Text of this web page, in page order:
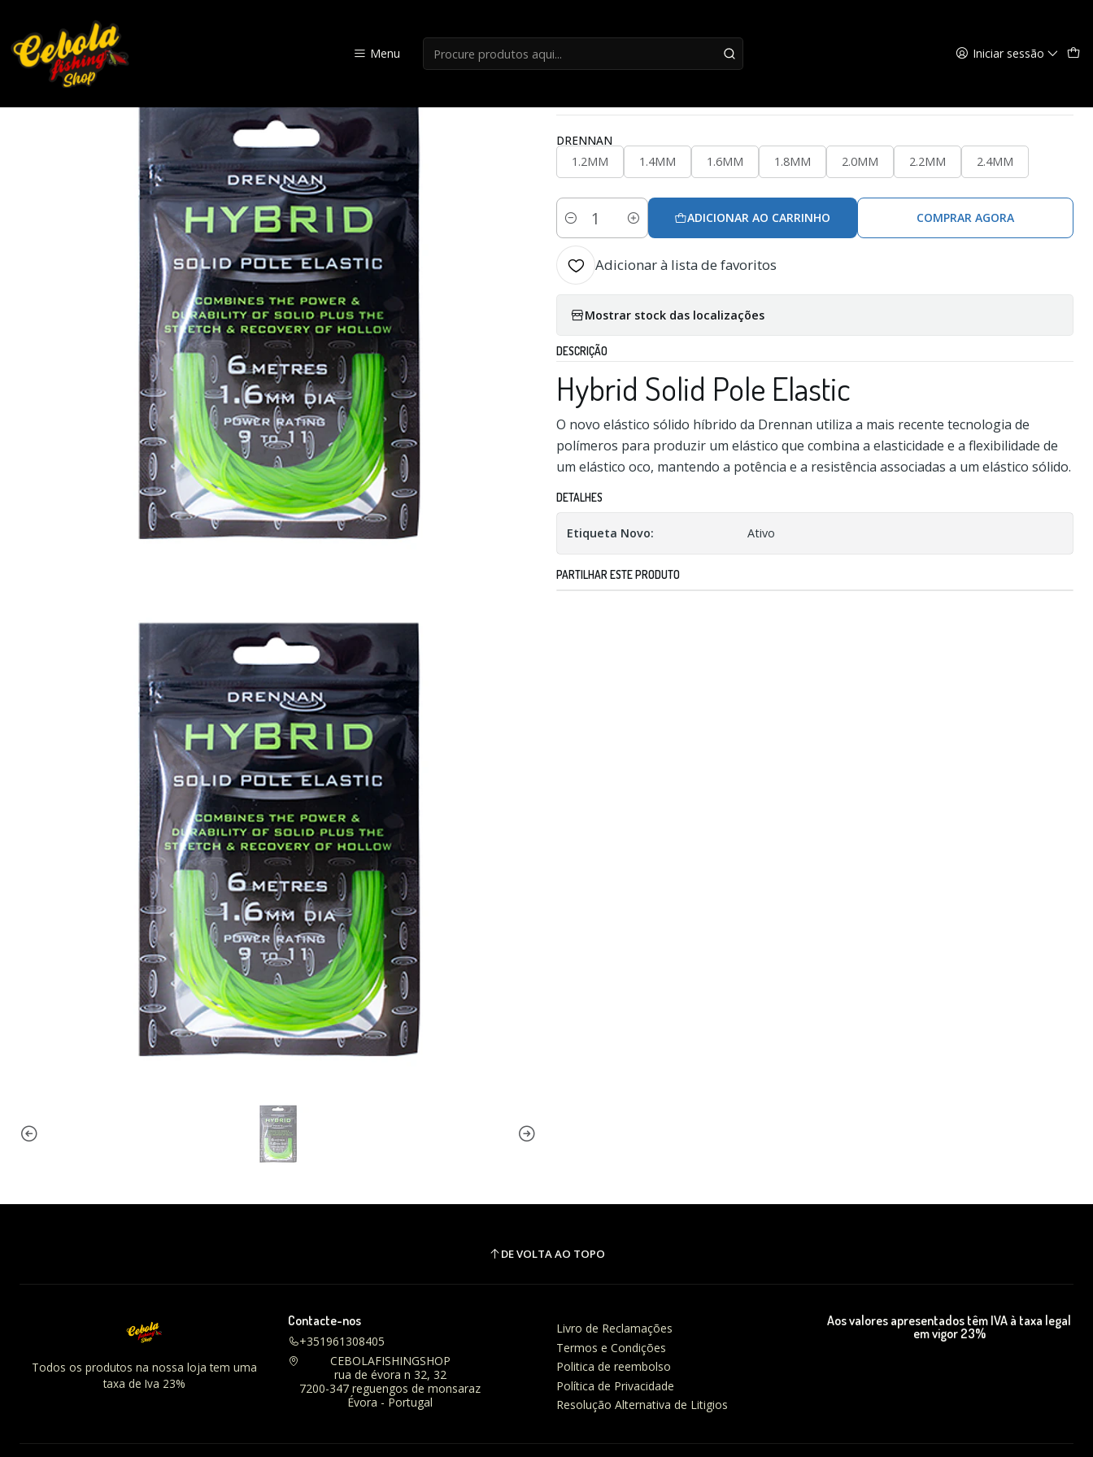
Menu Iniciar sessão
|
DRENNAN
1.2MM
1.4MM 1.6MM 1.8MM 2.0MM 2.2MM 2.4MM
Quantidade
ADICIONAR AO CARRINHO COMPRAR AGORA
Adicionar à lista de favoritos
Mostrar stock das localizações
DESCRIÇÃO
Hybrid Solid Pole Elastic
O novo elástico sólido híbrido da Drennan utiliza a mais recente tecnologia de
polímeros para produzir um elástico que combina a elasticidade e a flexibilidade de
um elástico oco, mantendo a potência e a resistência associadas a um elástico sólido.
DETALHES
Etiqueta Novo: Ativo
PARTILHAR ESTE PRODUTO
DE VOLTA AO TOPO
Todos os produtos na nossa loja tem uma
taxa de Iva 23%
Contacte-nos
+351961308405
CEBOLAFISHINGSHOP
rua de évora n 32, 32
7200-347 reguengos de monsaraz
Évora - Portugal
Livro de Reclamações
Termos e Condições
Politica de reembolso
Política de Privacidade
Resolução Alternativa de Litigios
Aos valores apresentados têm IVA à taxa legal
em vigor 23%